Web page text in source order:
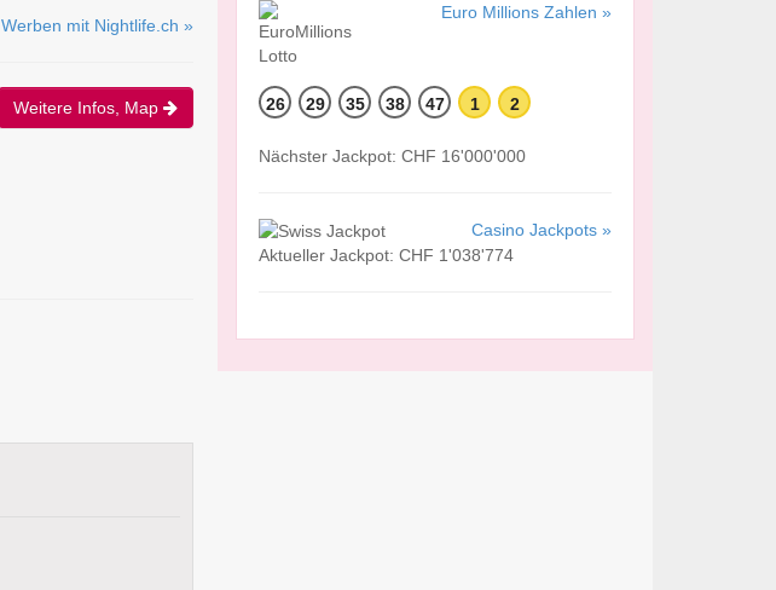
Werben mit Nightlife.ch »
Weitere Infos, Map
Euro Millions Zahlen »
26 29 35 38 47 1 2
Nächster Jackpot: CHF 16'000'000
Casino Jackpots »
Aktueller Jackpot: CHF 1'038'774